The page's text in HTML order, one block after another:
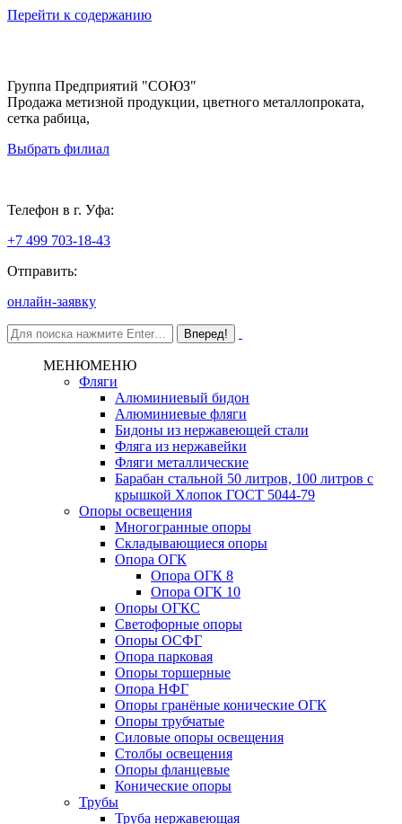
Перейти к содержанию
Группа Предприятий "СОЮЗ"
Продажа метизной продукции, цветного металлопроката,
сетка рабица,
Выбрать филиал
Телефон в г. Уфа:
+7 499 703-18-43
Отправить:
онлайн-заявку
МЕНЮМЕНЮ
Фляги
Алюминиевый бидон
Алюминиевые фляги
Бидоны из нержавеющей стали
Фляга из нержавейки
Фляги металлические
Барабан стальной 50 литров, 100 литров с
крышкой Хлопок ГОСТ 5044-79
Опоры освещения
Многогранные опоры
Складывающиеся опоры
Опора ОГК
Опора ОГК 8
Опора ОГК 10
Опоры ОГКС
Светофорные опоры
Опоры ОСФГ
Опора парковая
Опоры торшерные
Опора НФГ
Опоры гранёные конические ОГК
Опоры трубчатые
Силовые опоры освещения
Столбы освещения
Опоры фланцевые
Конические опоры
Трубы
Труба нержавеющая